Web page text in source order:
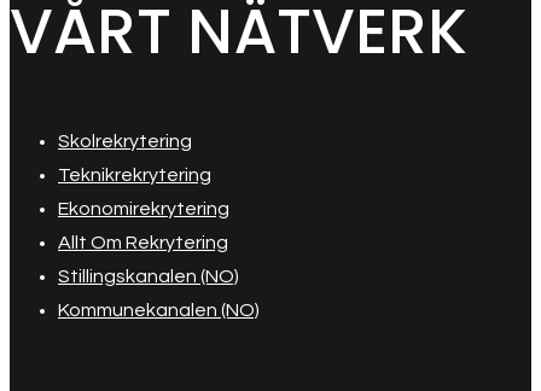
VÅRT NÄTVERK
Skolrekrytering
Teknikrekrytering
Ekonomirekrytering
Allt Om Rekrytering
Stillingskanalen (NO)
Kommunekanalen (NO)